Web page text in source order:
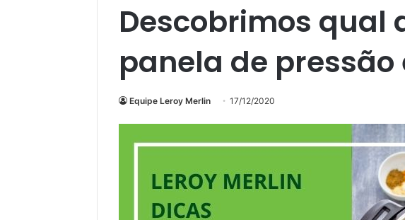
Descobrimos qual
panela de pressão
Equipe Leroy Merlin 17/12/2020